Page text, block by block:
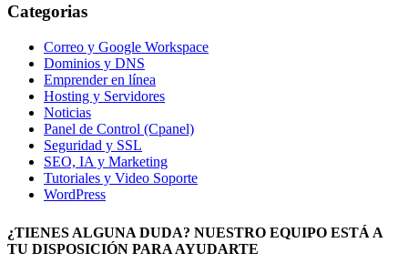
Categorias
Correo y Google Workspace
Dominios y DNS
Emprender en línea
Hosting y Servidores
Noticias
Panel de Control (Cpanel)
Seguridad y SSL
SEO, IA y Marketing
Tutoriales y Video Soporte
WordPress
¿TIENES ALGUNA DUDA? NUESTRO EQUIPO ESTÁ A
TU DISPOSICIÓN PARA AYUDARTE